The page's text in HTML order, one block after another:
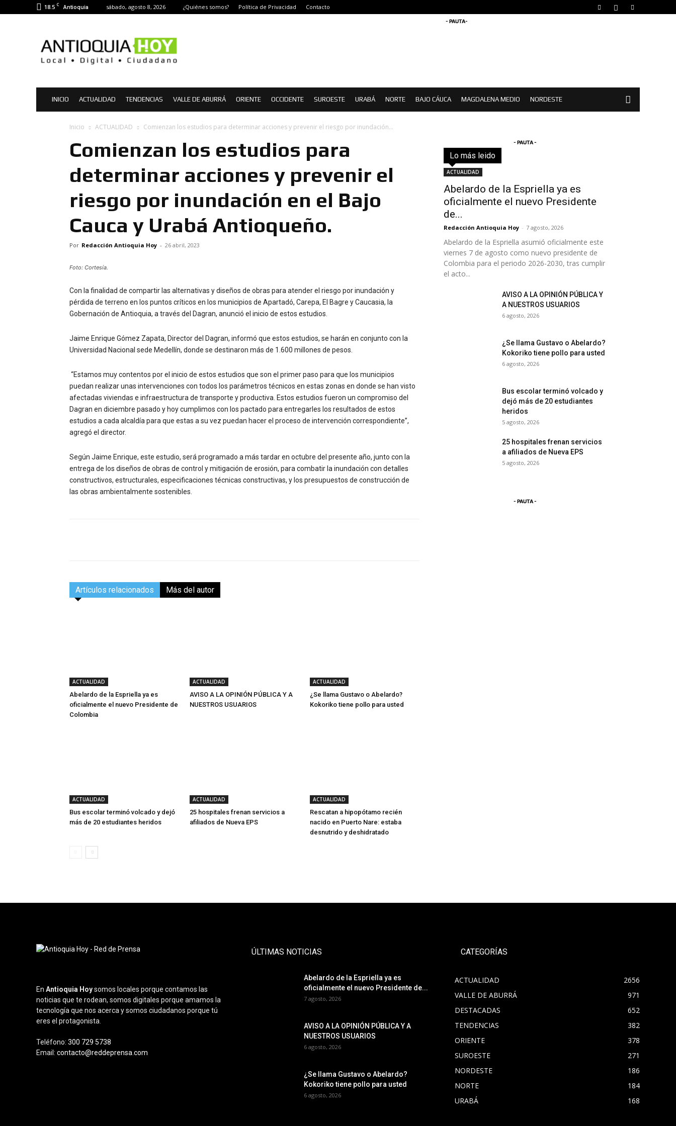
18.5 C Antioquia sábado, agosto 8, 2026 ¿Quiénes somos? Política de Privacidad Contacto
Hoy
|
Noticias
Antioquia
- PAUTA-
INICIO ACTUALIDAD TENDENCIAS VALLE DE ABURRÁ ORIENTE OCCIDENTE SUROESTE URABÁ NORTE BAJO CÁUCA MAGDALENA MEDIO NORDESTE
Inicio ACTUALIDAD Comienzan los estudios para determinar acciones y prevenir el riesgo por inundación...
Comienzan los estudios para
determinar acciones y prevenir el
riesgo por inundación en el Bajo
Cauca y Urabá Antioqueño.
Por Redacción Antioquia Hoy - 26 abril, 2023
Foto: Cortesía.
Con la finalidad de compartir las alternativas y diseños de obras para atender el riesgo por inundación y
pérdida de terreno en los puntos críticos en los municipios de Apartadó, Carepa, El Bagre y Caucasia, la
Gobernación de Antioquia, a través del Dagran, anunció el inicio de estos estudios.
Jaime Enrique Gómez Zapata, Director del Dagran, informó que estos estudios, se harán en conjunto con la
Universidad Nacional sede Medellín, donde se destinaron más de 1.600 millones de pesos.
“Estamos muy contentos por el inicio de estos estudios que son el primer paso para que los municipios
puedan realizar unas intervenciones con todos los parámetros técnicos en estas zonas en donde se han visto
afectadas viviendas e infraestructura de transporte y productiva. Estos estudios fueron un compromiso del
Dagran en diciembre pasado y hoy cumplimos con los pactado para entregarles los resultados de estos
estudios a cada alcaldía para que estas a su vez puedan hacer el proceso de intervención correspondiente”,
agregó el director.
Según Jaime Enrique, este estudio, será programado a más tardar en octubre del presente año, junto con la
entrega de los diseños de obras de control y mitigación de erosión, para combatir la inundación con detalles
constructivos, estructurales, especificaciones técnicas constructivas, y los presupuestos de construcción de
las obras ambientalmente sostenibles.
Artículos relacionados Más del autor
ACTUALIDAD
Abelardo de la Espriella ya es
oficialmente el nuevo Presidente de
Colombia
ACTUALIDAD
AVISO A LA OPINIÓN PÚBLICA Y A
NUESTROS USUARIOS
ACTUALIDAD
¿Se llama Gustavo o Abelardo?
Kokoriko tiene pollo para usted
ACTUALIDAD
Bus escolar terminó volcado y dejó
más de 20 estudiantes heridos
ACTUALIDAD
25 hospitales frenan servicios a
afiliados de Nueva EPS
ACTUALIDAD
Rescatan a hipopótamo recién
nacido en Puerto Nare: estaba
desnutrido y deshidratado
- PAUTA -
Lo más leidoTodo
ACTUALIDAD
Abelardo de la Espriella ya es
oficialmente el nuevo Presidente
de...
Redacción Antioquia Hoy - 7 agosto, 2026
Abelardo de la Espriella asumió oficialmente este
viernes 7 de agosto como nuevo presidente de
Colombia para el periodo 2026-2030, tras cumplir
el acto...
AVISO A LA OPINIÓN PÚBLICA Y
A NUESTROS USUARIOS
6 agosto, 2026
¿Se llama Gustavo o Abelardo?
Kokoriko tiene pollo para usted
6 agosto, 2026
Bus escolar terminó volcado y
dejó más de 20 estudiantes
heridos
5 agosto, 2026
25 hospitales frenan servicios
a afiliados de Nueva EPS
5 agosto, 2026
- PAUTA -
En Antioquia Hoysomos locales porque contamos las
noticias que te rodean, somos digitales porque amamos la
tecnología que nos acerca y somos ciudadanos porque tú
eres el protagonista.
Teléfono: 300 729 5738
Email: contacto@reddeprensa.com
ÚLTIMAS NOTICIAS
Abelardo de la Espriella ya es
oficialmente el nuevo Presidente de...
7 agosto, 2026
AVISO A LA OPINIÓN PÚBLICA Y A
NUESTROS USUARIOS
6 agosto, 2026
¿Se llama Gustavo o Abelardo?
Kokoriko tiene pollo para usted
6 agosto, 2026
CATEGORÍAS
ACTUALIDAD
2656
VALLE DE ABURRÁ
971
DESTACADAS
652
TENDENCIAS
382
ORIENTE
378
SUROESTE
271
NORDESTE
186
NORTE
184
URABÁ
168